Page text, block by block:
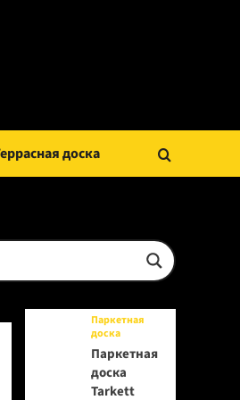
доска
Паркетная
доска
Паркетная
доска
Tarkett